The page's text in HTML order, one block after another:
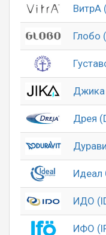
ВитрА
Глобо
Джика
Дрея
Идеал
ИДО
ИФО